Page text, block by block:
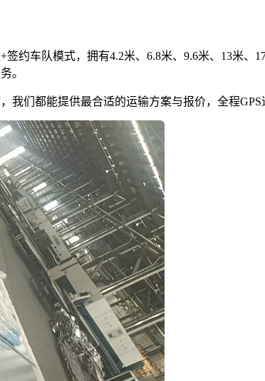
约车队模式，拥有4.2米、6.8米、9.6米、13米
。
我们都能提供最合适的运输方案与报价，全程